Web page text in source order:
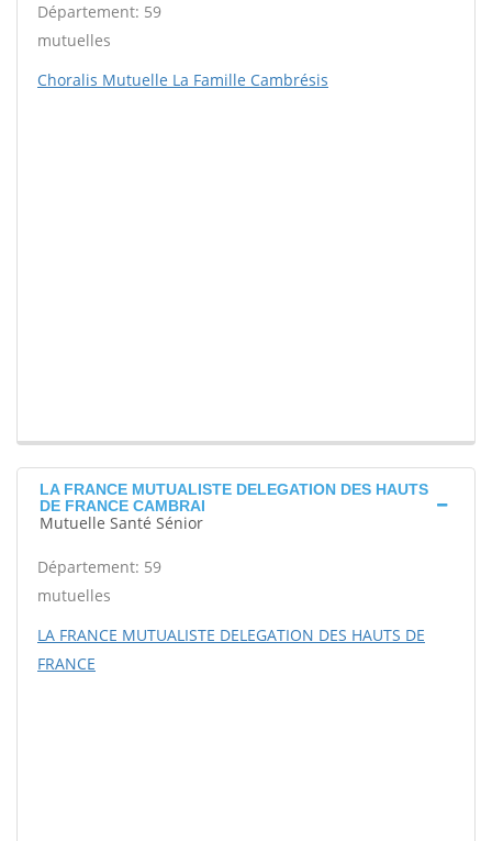
Département: 59
mutuelles
Choralis Mutuelle La Famille Cambrésis
LA FRANCE MUTUALISTE DELEGATION DES HAUTS
DE FRANCE CAMBRAI
Mutuelle Santé Sénior
Département: 59
mutuelles
LA FRANCE MUTUALISTE DELEGATION DES HAUTS DE
FRANCE